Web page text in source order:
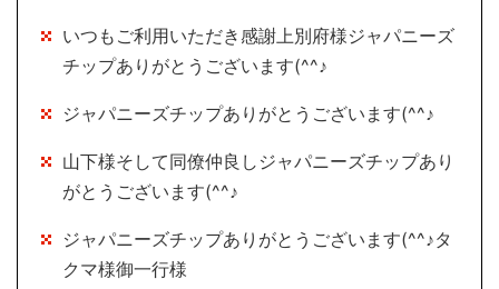
いつもご利用いただき感謝上別府様ジャパニーズ
チップありがとうございます(^^♪
ジャパニーズチップありがとうございます(^^♪
山下様そして同僚仲良しジャパニーズチップあり
がとうございます(^^♪
ジャパニーズチップありがとうございます(^^♪タ
クマ様御一行様